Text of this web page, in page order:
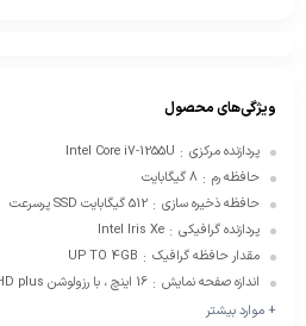
ویژگی‌های محصول
پردازنده مرکزی :
Intel Core i7-1255U
حافظه رم : 8 گیگابایت
حافظه ذخیره سازی : 512 گیگابایت SSD پرسرعت
پردازنده گرافیکی :
Intel Iris Xe
مقدار حافظه گرافیک :
UP TO 4GB
اندازه صفحه نمایش : 16 اینچ ، با رزولوشن FullHD plus
+ موارد بیشتر